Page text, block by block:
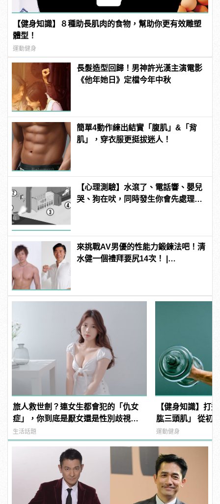
【健身知識】８種助長肌肉的食物，幫助你更有效雕塑
體型！
運動健身
長髮造型回歸！男神許光漢主演電影
《他年她日》定檔今年中秋
簡單4動作練出結實「腹肌」&「背
肌」，穿衣服更挺拔迷人！
【心理測驗】水滾了、電話響、嬰兒
哭、狗在吠，同時發生你會先處理哪
來挑戰AV男優的性能力鍛鍊法吧！清
水健一個禮拜要尻14次！ |
旅人救世劍？連女生都會犯的「仇女
症」，你到底是厭女還是性別歧視？ |
manfashion這樣變型男
生活話題
【健身知識】打
肱三頭肌」 從初
臂
運動健身